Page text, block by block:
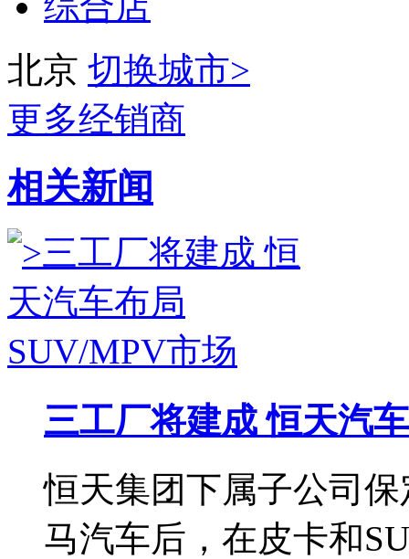
北京 切换城市>
更多经销商
相关新闻
三工厂将建成 恒天汽
恒天集团下属子公司
马汽车后，在皮卡和